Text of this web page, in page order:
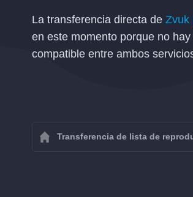
La transferencia directa de Zvuk
en este momento porque no
compatible entre ambos
Transferencia de lista de